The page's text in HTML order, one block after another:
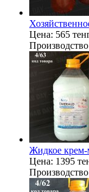
Цена: 565
Жидкое
Цена: 1395